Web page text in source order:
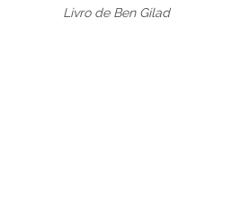
Livro de Ben Gilad